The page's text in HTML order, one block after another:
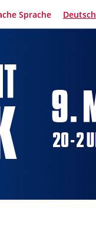
Deutsch
Sprache